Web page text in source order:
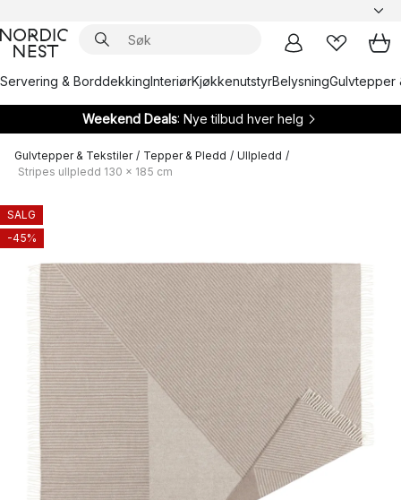
Servering & BorddekkingInteriørKjøkkenutstyrBelysningGulvtepper
Weekend Deals: Nye tilbud hver helg
Gulvtepper & Tekstiler / Tepper & Pledd / Ullpledd /
Stripes ullpledd 130 x 185 cm
SALG
-45%